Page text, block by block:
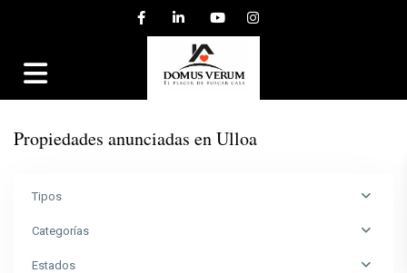
Propiedades anunciadas en Ulloa
Tipos
Categorías
Estados